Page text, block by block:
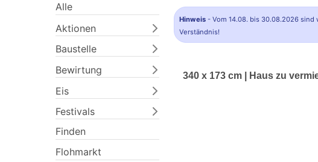
Alle
Aktionen
Baustelle
Bewirtung
Eis
Festivals
Finden
Flohmarkt
Hinweis - Vom 14.08. bis 30.08.2026
Verständnis!
340 x 173 cm | Haus zu